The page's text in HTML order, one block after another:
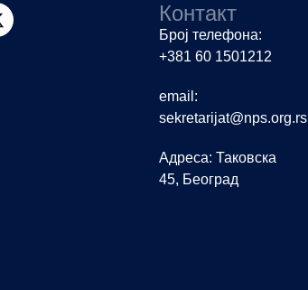
Контакт
Број телефона:
+381 60 1501212
email:
sekretarijat@nps.org.rs
Адреса: Таковска
45, Београд